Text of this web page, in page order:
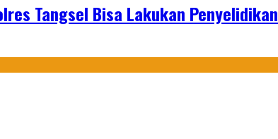
Tangsel Bisa Lakukan Penyelidikan